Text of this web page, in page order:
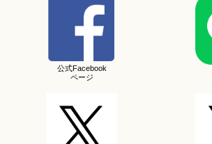
公式Facebook
ページ